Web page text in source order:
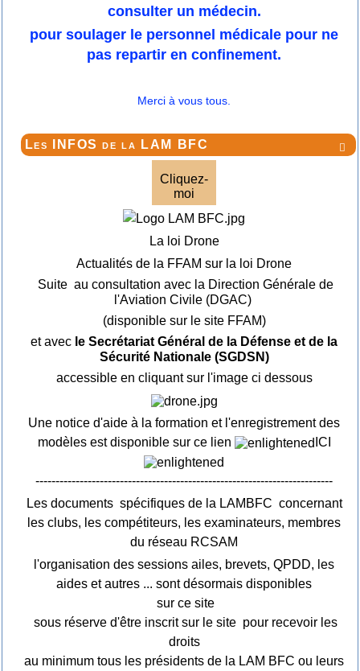
consulter un médecin.
pour soulager le personnel médicale pour ne
pas repartir en confinement.
Merci à vous tous.

Les INFOS de la LAM BFC
Cliquez-
moi
La loi Drone
Actualités de la FFAM sur la loi Drone
Suite au consultation avec la Direction Générale de
l'Aviation Civile (DGAC)
(disponible sur le site FFAM)
et avec le Secrétariat Général de la Défense et de la
Sécurité Nationale (SGDSN)
accessible en cliquant sur l'image ci dessous
Une notice d'aide à la formation et l'enregistrement des
modèles est disponible sur ce lien
ICI
--------------------------------------------------------------------------
Les documents spécifiques de la LAMBFC concernant
les clubs, les compétiteurs, les examinateurs, membres
du réseau RCSAM
l'organisation des sessions ailes, brevets, QPDD, les
aides et autres ... sont désormais disponibles
sur ce site
sous réserve d'être inscrit sur le site pour recevoir les
droits
au minimum tous les présidents de la LAM BFC ou leurs